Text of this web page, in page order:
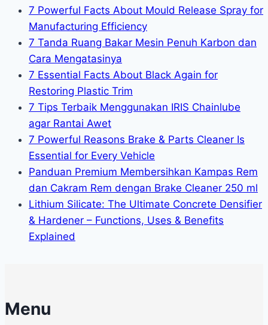
7 Powerful Facts About Mould Release Spray for
Manufacturing Efficiency
7 Tanda Ruang Bakar Mesin Penuh Karbon dan
Cara Mengatasinya
7 Essential Facts About Black Again for
Restoring Plastic Trim
7 Tips Terbaik Menggunakan IRIS Chainlube
agar Rantai Awet
7 Powerful Reasons Brake & Parts Cleaner Is
Essential for Every Vehicle
Panduan Premium Membersihkan Kampas Rem
dan Cakram Rem dengan Brake Cleaner 250 ml
Lithium Silicate: The Ultimate Concrete Densifier
& Hardener – Functions, Uses & Benefits
Explained
Menu